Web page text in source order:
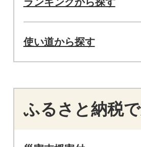
使い道から探す
ふるさと納税